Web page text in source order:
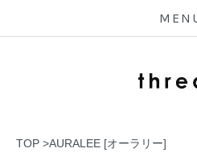
TOP >AURALEE [オーラリー]